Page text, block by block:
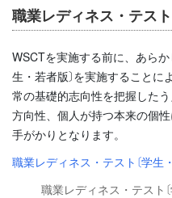
職業レディネス・テスト
WSCTを実施する前に、あら
生・若者版〕を実施すること
常の基礎的志向性を把握した
方向性、個人が持つ本来の個
手がかりとなります。
職業レディネス・テスト〔学生
職業レディネス・テスト